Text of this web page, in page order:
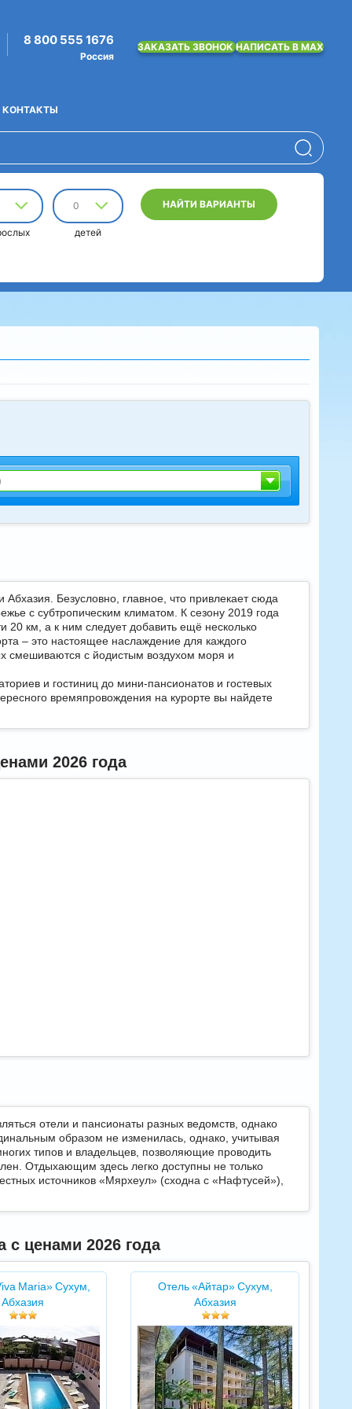
8 800 555 1676
Россия
ЗАКАЗАТЬ ЗВОНОКНАПИСАТЬ В MAX
КОНТАКТЫ
0
детей
НАЙТИ ВАРИАНТЫ
Безусловно, главное, что привлекает сюда
с субтропическим климатом. К сезону 2019 года
20 км, а к ним следует добавить ещё несколько
– это настоящее наслаждение для каждого
смешиваются с йодистым воздухом моря и
и гостиниц до мини-пансионатов и гостевых
времяпровождения на курорте вы найдете
2026 года
отели и пансионаты разных ведомств, однако
образом не изменилась, однако, учитывая
типов и владельцев, позволяющие проводить
Отдыхающим здесь легко доступны не только
источников «Мярхеул» (сходна с «Нафтусей»),
ценами 2026 года
Maria» Сухум,
Абхазия
Отель «Айтар» Сухум,
Абхазия